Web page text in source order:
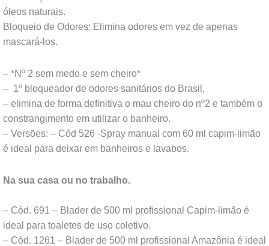
óleos naturais.
Bloqueio de Odores: Elimina odores em vez de apenas
mascará-los.
– *Nº 2 sem medo e sem cheiro*
– 1º bloqueador de odores sanitários do Brasil,
– elimina de forma definitiva o mau cheiro do nº2 e também o
constrangimento em utilizar o banheiro.
– Versões: – Cód 526 -Spray manual com 60 ml capim-limão
é ideal para deixar em banheiros e lavabos.
Na sua casa ou no trabalho.
– Cód. 691 – Blader de 500 ml profissional Capim-limão é
ideal para toaletes de uso coletivo.
– Cód. 1261 – Blader de 500 ml profissional Amazônia é ideal